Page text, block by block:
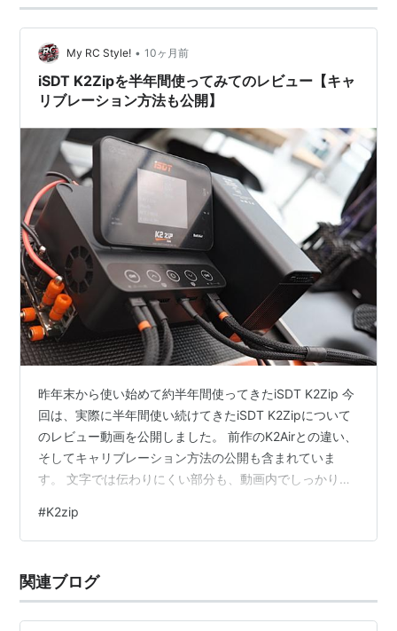
My RC Style! • 10ヶ月前
iSDT K2Zipを半年間使ってみてのレビュー【キャ
リブレーション方法も公開】
昨年末から使い始めて約半年間使ってきたiSDT K2Zip 今
回は、実際に半年間使い続けてきたiSDT K2Zipについて
のレビュー動画を公開しました。 前作のK2Airとの違い、
そしてキャリブレーション方法の公開も含まれていま
す。 文字では伝わりにくい部分も、動画内でしっかりと
ら youtu.be 動画内で「日本語訳した取扱説明書はブログ
に掲載しています」と案内しています。 以下に**K2Zip
K2 Zip 取扱説明書（日本語版） 1. はじめに ISDT K2 Zip
をご購入…
#K2zip
関連ブログ